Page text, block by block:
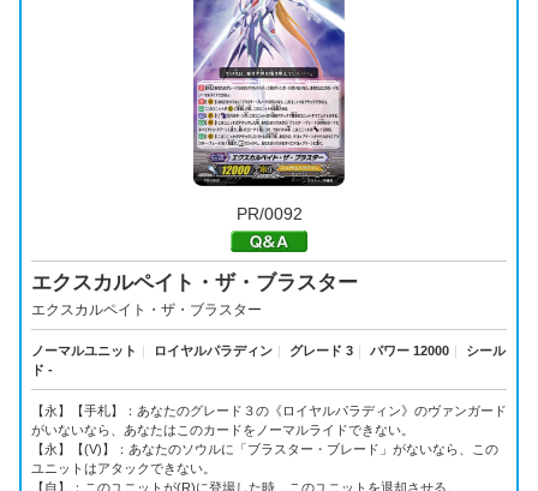
PR/0092
エクスカルペイト・ザ・ブラスター
エクスカルペイト・ザ・ブラスター
ノーマルユニット ｜ ロイヤルパラディン ｜ グレード 3 ｜ パワー 12000 ｜
シール
ド -
【永】【手札】：あなたのグレード３の《ロイヤルパラディン》のヴァンガード
がいないなら、あなたはこのカードをノーマルライドできない。
【永】【(V)】：あなたのソウルに「ブラスター・ブレード」がないなら、この
ユニットはアタックできない。
【自】：このユニットが(R)に登場した時、このユニットを退却させる。